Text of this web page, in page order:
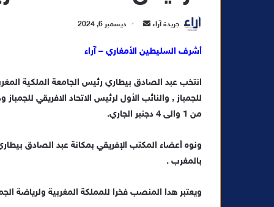
جريدة آراء
س
ب
ر
ي
ا
ديسمبر 6, 2024
أشرف السليطين الأمغاري – آراء
انتخب عبد الصادق بيطاري رئيس الجامعة الملكية
للجمباز , والنائب الأول لرئيس الاتحاد الافريقي
من 1 والى 4 دجنبر الجاري.
ونوه أعضاء المكتب الإفريقي بمكانة عبد الصادق
بالمغرب .
ويعتبر هدا المنصب فخرا للمملكة المغربية ولرياضة